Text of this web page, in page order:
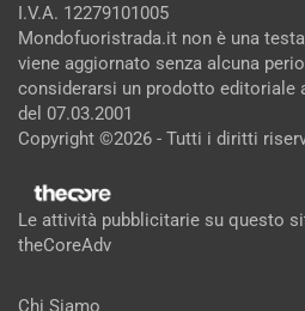
I.V.A. 12279101005
Mondofuoristrada.it non è una
viene aggiornato senza alcuna
considerarsi un prodotto editoriale
del 07.03.2001
Copyright ©2026 - Tutti i diritti
Le attività pubblicitarie su questo
theCoreAdv
Chi Siamo